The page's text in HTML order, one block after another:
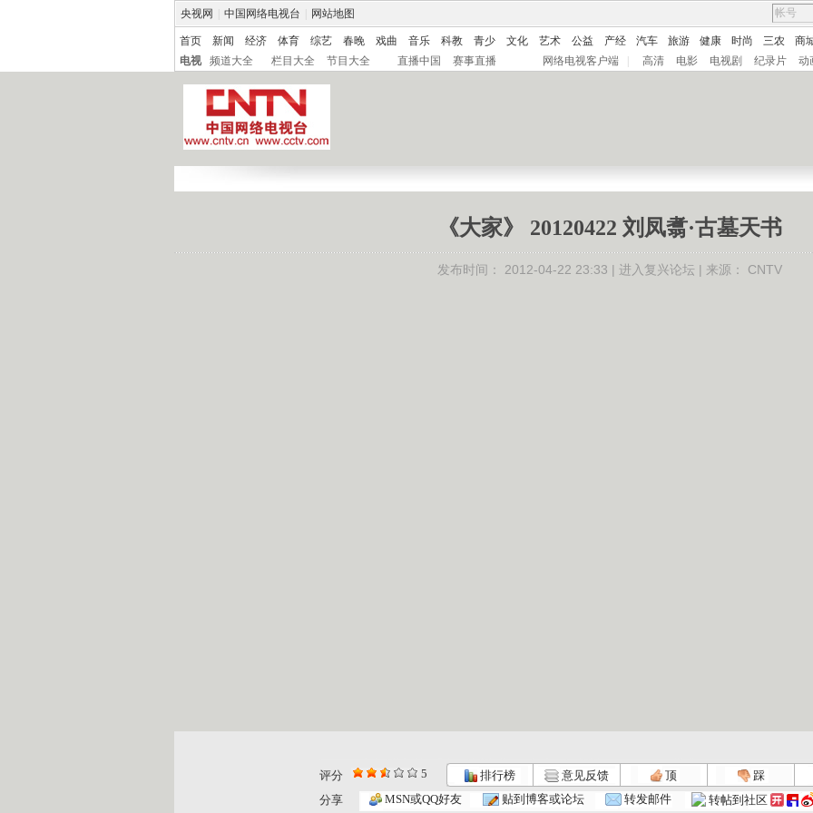
央视网 中国网络电视台 网站地图
首页 新闻 经济 体育 综艺 春晚 戏曲 音乐 科教 青少 文化 艺术 公益 产经 汽车 旅游 健康 时尚 三农
商
电视
频道大全 栏目大全 节目大全 直播中国 赛事直播 网络电视客户端 高清 电影 电视剧 纪录片 动
《大家》 20120422 刘凤翥·古墓天书
发布时间： 2012-04-22 23:33 | 进入复兴论坛 | 来源： CNTV
评分 5 排行榜 意见反馈 顶
踩
分享
MSN或QQ好友 贴到博客或论坛 转发邮件 转帖到社区